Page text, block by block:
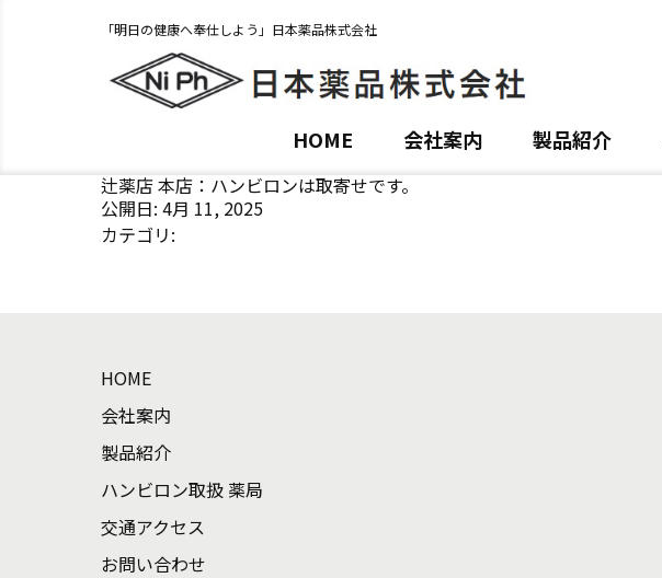
「明日の健康へ奉仕しよう」日本薬品株式会社
HOME
会社案内 製品紹介
辻薬店 本店：ハンビロンは取寄せです。
公開日: 4月 11, 2025
カテゴリ:
HOME
会社案内
製品紹介
ハンビロン取扱 薬局
交通アクセス
お問い合わせ